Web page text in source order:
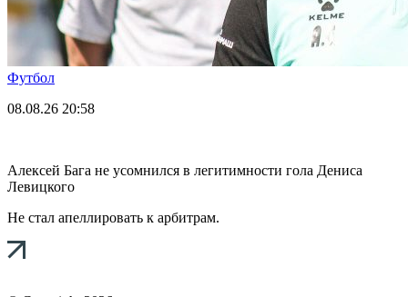
Футбол
08.08.26 20:58
Алексей Бага не усомнился в легитимности гола Дениса
Левицкого
Не стал апеллировать к арбитрам.